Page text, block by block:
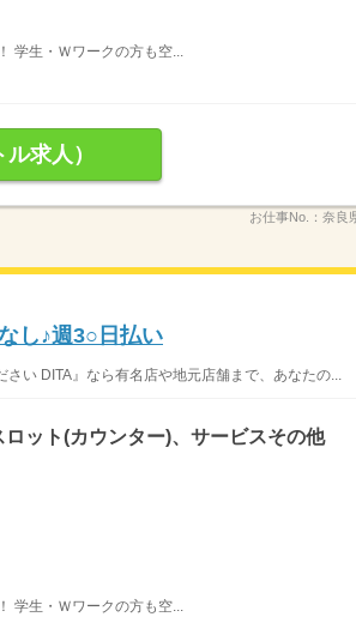
学生・Ｗワークの方も空...
求人）
お仕事No.： 奈良
し♪週3○日払い
い DITA』なら有名店や地元店舗まで、あなたの...
ット(カウンター)、サービスその他
学生・Ｗワークの方も空...